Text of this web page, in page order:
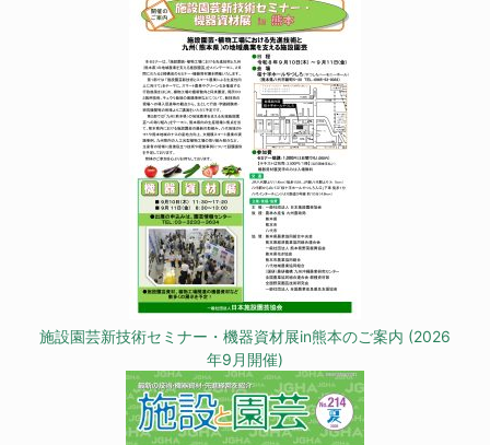
施設園芸新技術セミナー・機器資材展in熊本のご案内 (2026
年9月開催)